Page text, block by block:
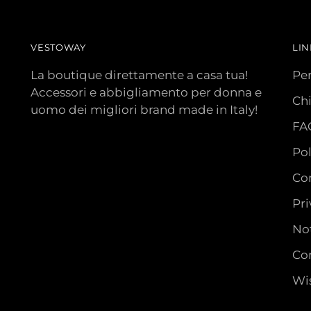
VESTOWAY
La boutique direttamente a casa tua!
Accessori e abbigliamento per donna e
uomo dei migliori brand made in Italy!